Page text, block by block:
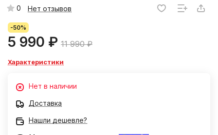
0 Нет отзывов
-50%
5 990 ₽ 11 990 ₽
Характеристики
Нет в наличии
Доставка
Нашли дешевле?